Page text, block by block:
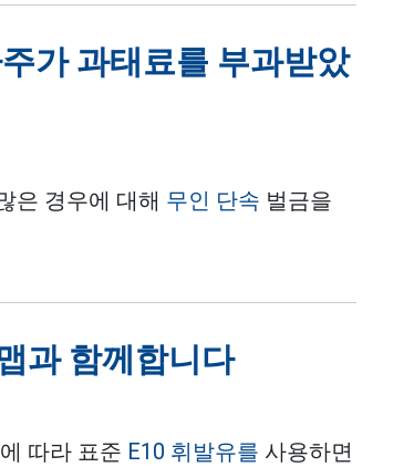
가 과태료를 부과받았
은 경우에 대해 무인 단속 벌금을
과 함께합니다
따라 표준 E10 휘발유를 사용하면